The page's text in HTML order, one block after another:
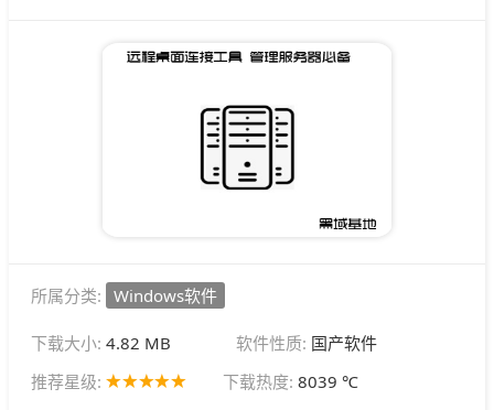
所属分类: Windows软件
下载大小: 4.82 MB 软件性质: 国产软件
推荐星级:
下载热度: 8039 ℃